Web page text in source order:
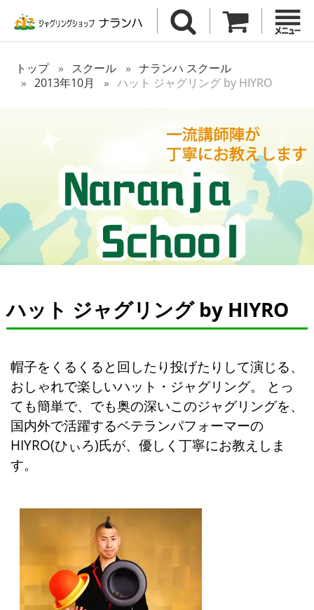
トップ スクール
ナランハ スクール
2013年10月
ハット ジャグリング by HIYRO
ハット ジャグリング by HIYRO
帽子をくるくると回したり投げたりして演じる、
おしゃれで楽しいハット・ジャグリング。 とっ
ても簡単で、でも奥の深いこのジャグリングを、
国内外で活躍するベテランパフォーマーの
HIYRO(ひぃろ)氏が、優しく丁寧にお教えしま
す。